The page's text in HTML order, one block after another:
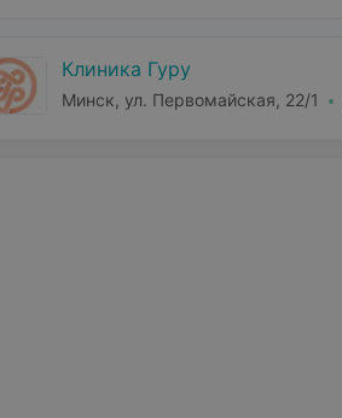
Клиника Гуру
Минск, ул. Первомайская, 22/1